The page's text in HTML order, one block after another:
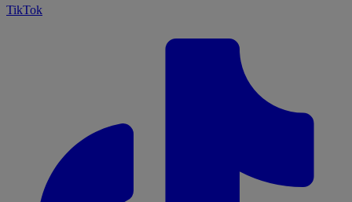
TikTok